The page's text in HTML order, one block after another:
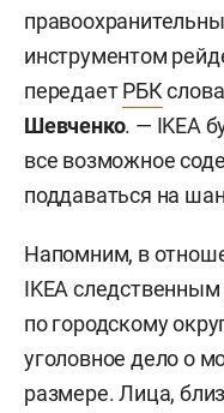
инструментом
передаетРБК
Шевченко. — IKEA
все возможное
поддаваться на
Напомним, в
IKEA
по городскому
уголовное дело о
размере. Лица,